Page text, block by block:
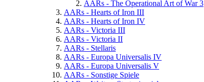
AARs - The Operational Art of War 3
AARs - Hearts of Iron III
AARs - Hearts of Iron IV
AARs - Victoria III
AARs - Victoria II
AARs - Stellaris
AARs - Europa Universalis IV
AARs - Europa Universalis V
AARs - Sonstige Spiele